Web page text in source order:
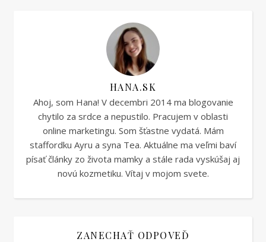
HANA.SK
Ahoj, som Hana! V decembri 2014 ma blogovanie
chytilo za srdce a nepustilo. Pracujem v oblasti
online marketingu. Som šťastne vydatá. Mám
staffordku Ayru a syna Tea. Aktuálne ma veľmi baví
písať články zo života mamky a stále rada vyskúšaj aj
novú kozmetiku. Vítaj v mojom svete.
ZANECHAŤ ODPOVEĎ